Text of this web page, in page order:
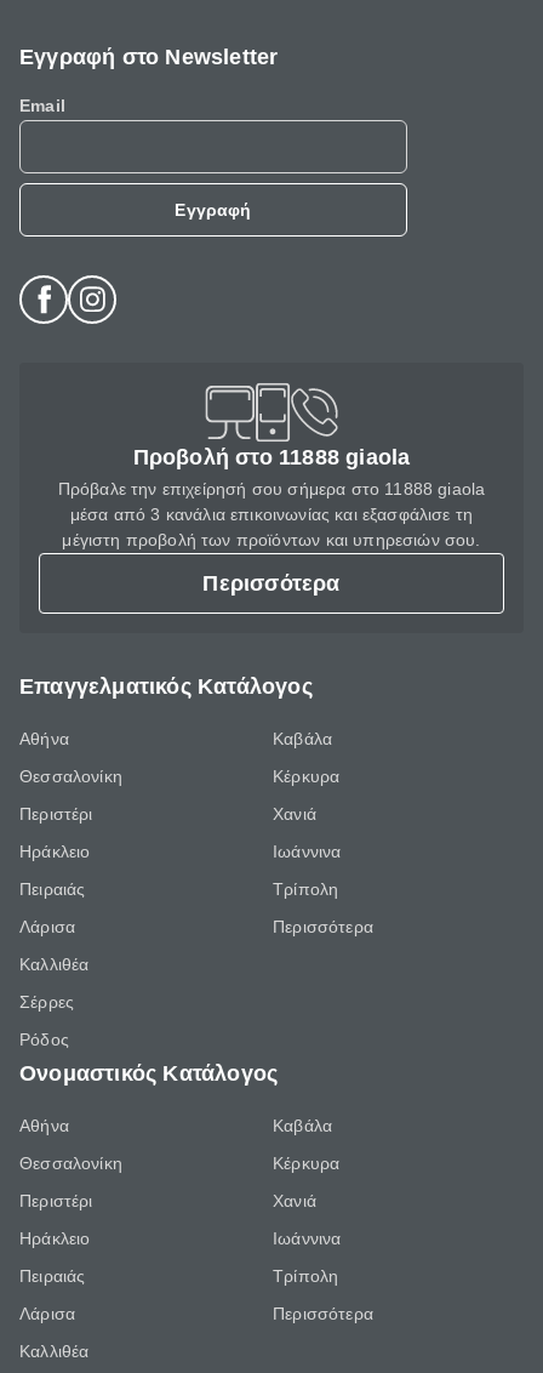
Εγγραφή στο Newsletter
Email
Εγγραφή
Προβολή στο 11888 giaola
Πρόβαλε την επιχείρησή σου σήμερα στο 11888 giaola
μέσα από 3 κανάλια επικοινωνίας και εξασφάλισε τη
μέγιστη προβολή των προϊόντων και υπηρεσιών σου.
Περισσότερα
Επαγγελματικός Κατάλογος
Αθήνα
Θεσσαλονίκη
Περιστέρι
Ηράκλειο
Πειραιάς
Λάρισα
Καλλιθέα
Σέρρες
Ρόδος
Καβάλα
Κέρκυρα
Χανιά
Ιωάννινα
Τρίπολη
Περισσότερα
Ονομαστικός Κατάλογος
Αθήνα
Θεσσαλονίκη
Περιστέρι
Ηράκλειο
Πειραιάς
Λάρισα
Καλλιθέα
Καβάλα
Κέρκυρα
Χανιά
Ιωάννινα
Τρίπολη
Περισσότερα